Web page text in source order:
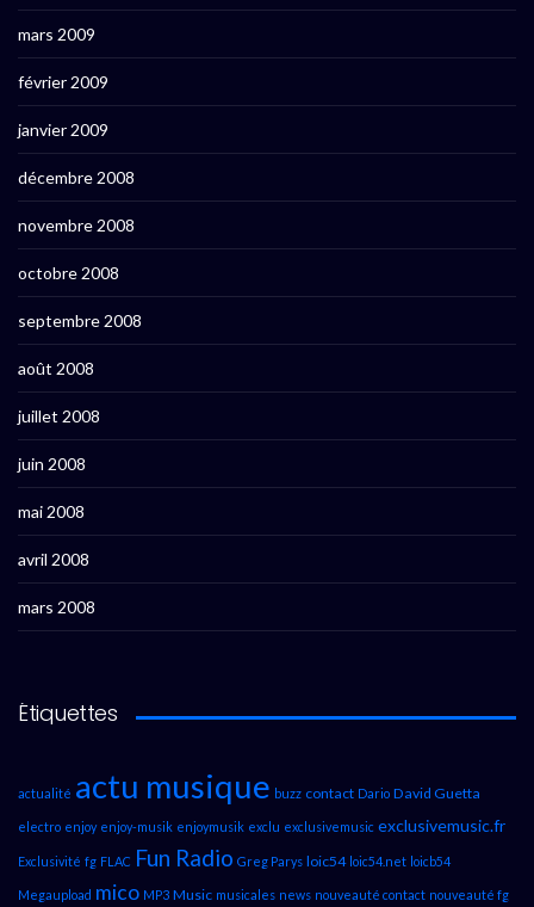
mars 2009
février 2009
janvier 2009
décembre 2008
novembre 2008
octobre 2008
septembre 2008
août 2008
juillet 2008
juin 2008
mai 2008
avril 2008
mars 2008
Étiquettes
actualité actu musique buzz contact Dario David Guetta
electro enjoy enjoy-musik enjoymusik exclu exclusivemusic exclusivemusic.fr
Exclusivité fg FLAC Fun Radio Greg Parys loic54 loic54.net loicb54
Megaupload mico MP3 Music musicales news nouveauté contact nouveauté fg